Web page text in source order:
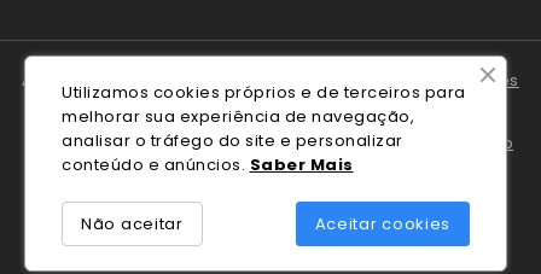
A Cláudio Marques tem disponível o
Livro de Reclamações
Online.
Em caso de litígio o consumidor pode recorrer ao
Centro
Nacional de Informação e Arbitragem de Conflitos de
Consumo de Coimbra.
Utilizamos cookies próprios e de terceiros para
melhorar sua experiência de navegação,
analisar o tráfego do site e personalizar
conteúdo e anúncios. Saber Mais
Aceitar cookies
Não aceitar